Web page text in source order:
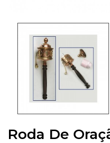
Roda De